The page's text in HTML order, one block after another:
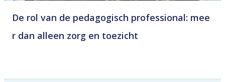
De rol van de pedagogisch professional: mee
r dan alleen zorg en toezicht